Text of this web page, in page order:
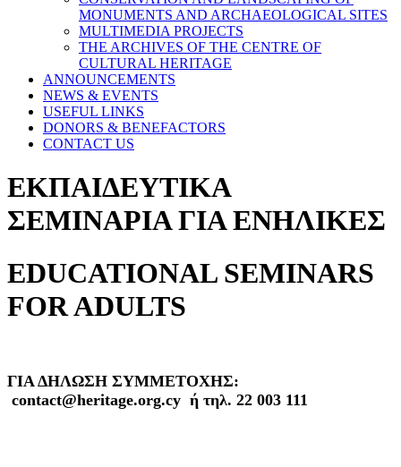
MONUMENTS AND ARCHAEOLOGICAL SITES
MULTIMEDIA PROJECTS
THE ARCHIVES OF THE CENTRE OF
CULTURAL HERITAGE
ANNOUNCEMENTS
NEWS & EVENTS
USEFUL LINKS
DONORS & BENEFACTORS
CONTACT US
ΕΚΠΑΙΔΕΥΤΙΚΑ
ΣΕΜΙΝΑΡΙΑ ΓΙΑ ΕΝΗΛΙΚΕΣ
EDUCATIONAL SEMINARS
FOR ADULTS
ΓΙΑ ΔΗΛΩΣΗ ΣΥΜΜΕΤΟΧΗΣ:
contact@heritage.org.cy ή τηλ. 22 003 111